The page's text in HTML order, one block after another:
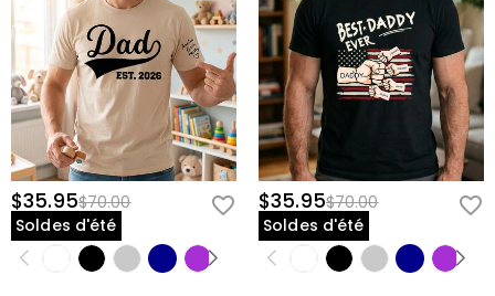
$35.95$70.00
Soldes d'été
$35.95$70.00
Soldes d'été